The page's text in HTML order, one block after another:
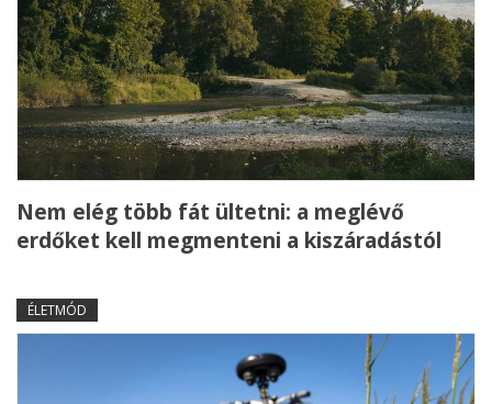
Nem elég több fát ültetni: a meglévő
erdőket kell megmenteni a kiszáradástól
ÉLETMÓD